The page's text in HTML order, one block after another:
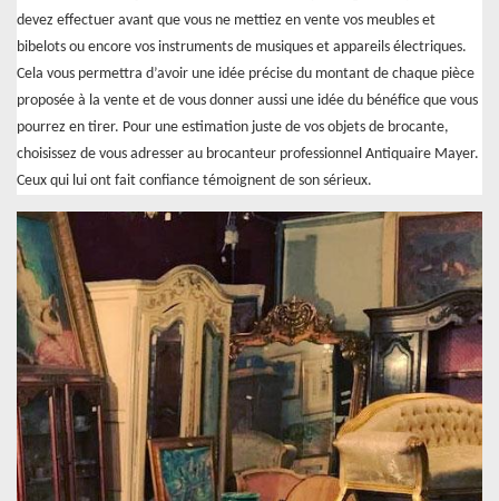
devez effectuer avant que vous ne mettiez en vente vos meubles et
bibelots ou encore vos instruments de musiques et appareils électriques.
Cela vous permettra d’avoir une idée précise du montant de chaque pièce
proposée à la vente et de vous donner aussi une idée du bénéfice que vous
pourrez en tirer. Pour une estimation juste de vos objets de brocante,
choisissez de vous adresser au brocanteur professionnel Antiquaire Mayer.
Ceux qui lui ont fait confiance témoignent de son sérieux.